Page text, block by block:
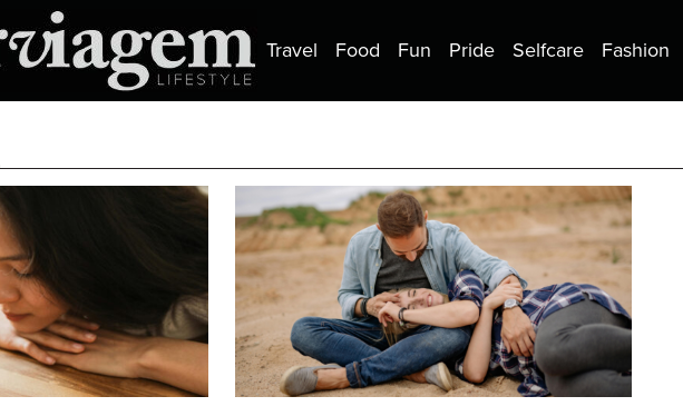
Travel Food Fun Pride Selfcare Fashion